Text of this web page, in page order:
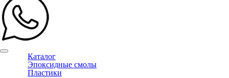
Каталог
Эпоксидные смолы
Пластики